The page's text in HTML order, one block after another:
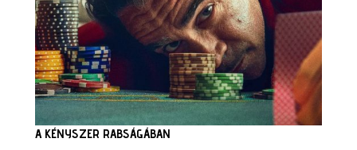
A KÉNYSZER RABSÁGÁBAN